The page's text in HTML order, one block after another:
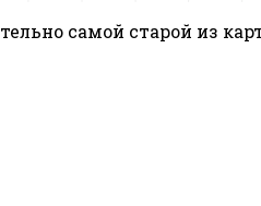
самой старой из